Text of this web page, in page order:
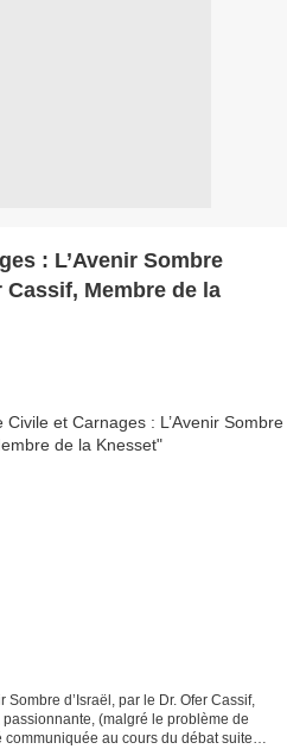
: L’Avenir Sombre
Cassif, Membre de la
Sombre d’Israël, par le Dr. Ofer Cassif,
(malgré le problème de
au cours du débat suite à